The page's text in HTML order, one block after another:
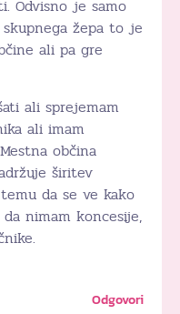
Odvisno je samo
žepa to je
ali pa gre
ali sprejemam
ali imam
občina
širitev
da se ve kako
nimam koncesije,
Odgovori